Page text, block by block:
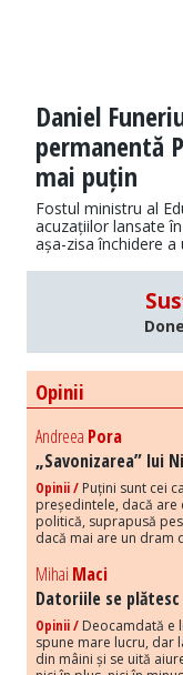
Daniel
permanentă
mai puțin
Fostul ministru al
acuzațiilor lansate
așa-zisa închidere
Opinii
Andreea Pora
„Savonizarea” lui
Opinii / Puțini sunt cei
președintele, dacă are
politică, suprapusă
dacă mai are un dram
Mihai Maci
Datoriile se plătesc
Opinii / Deocamdată e
spune mare lucru, dar
din mâini și se uită